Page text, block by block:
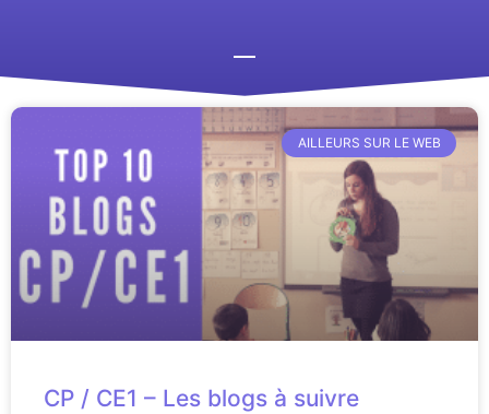
AILLEURS SUR LE WEB
CP / CE1 – Les blogs à suivre